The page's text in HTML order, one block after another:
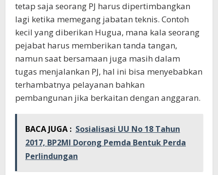
tetap saja seorang PJ harus dipertimbangkan
lagi ketika memegang jabatan teknis. Contoh
kecil yang diberikan Hugua, mana kala seorang
pejabat harus memberikan tanda tangan,
namun saat bersamaan juga masih dalam
tugas menjalankan PJ, hal ini bisa menyebabkan
terhambatnya pelayanan bahkan
pembangunan jika berkaitan dengan anggaran.
BACA JUGA : Sosialisasi UU No 18 Tahun
2017, BP2MI Dorong Pemda Bentuk Perda
Perlindungan